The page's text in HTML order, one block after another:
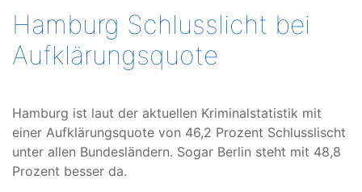
Hamburg Schlusslicht bei
Aufklärungsquote
Hamburg ist laut der aktuellen Kriminalstatistik mit
einer Aufklärungsquote von 46,2 Prozent Schlusslischt
unter allen Bundesländern. Sogar Berlin steht mit 48,8
Prozent besser da.